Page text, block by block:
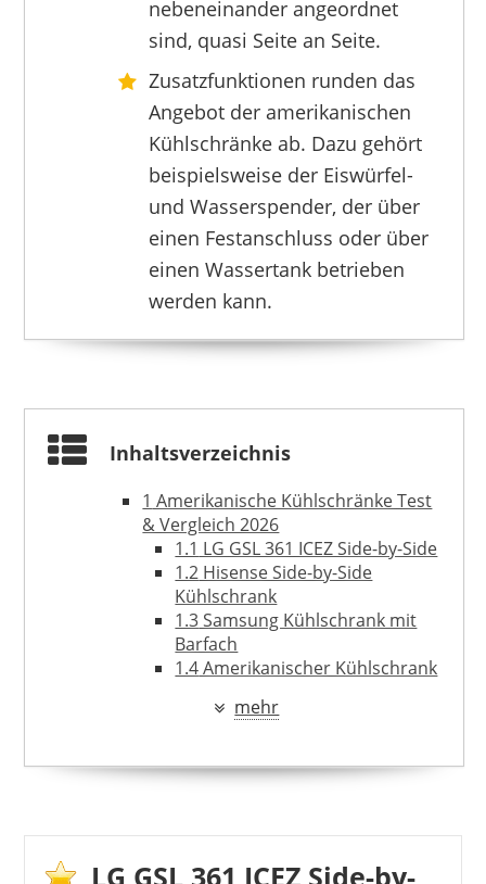
699,00 €649,00 €*
nebeneinander angeordnet
sind, quasi Seite an Seite.
Zusatzfunktionen runden das
Angebot der amerikanischen
Kühlschränke ab. Dazu gehört
beispielsweise der Eiswürfel-
und Wasserspender, der über
einen Festanschluss oder über
einen Wassertank betrieben
werden kann.
Inhaltsverzeichnis
1 Amerikanische Kühlschränke Test
& Vergleich 2026
1.1 LG GSL 361 ICEZ Side-by-Side
1.2 Hisense Side-by-Side
Kühlschrank
1.3Samsung Kühlschrank mit
Barfach
1.4Amerikanischer Kühlschrank
Ratgeber: Besonderheiten am
2.1Side-by-Side-Kühlschrank –
2.2Amerikanischer Kühlschrank
mehr